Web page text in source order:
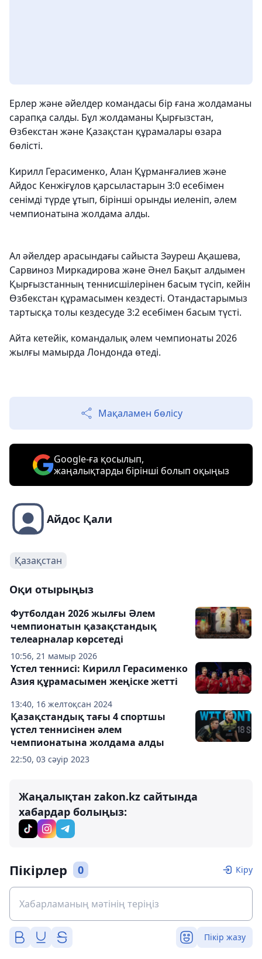
Ерлер және әйелдер командасы бір ғана жолдаманы
сарапқа салды. Бұл жолдаманы Қырғызстан,
Өзбекстан және Қазақстан құрамалары өзара
бөлісті.
Кирилл Герасименко, Алан Құрманғалиев және
Айдос Кенжіғұлов қарсыластарын 3:0 есебімен
сенімді түрде ұтып, бірінші орынды иеленіп, әлем
чемпионатына жолдама алды.
Ал әйелдер арасындағы сайыста Зәуреш Ақашева,
Сарвиноз Миркадирова және Әнел Бақыт алдымен
Қырғызстанның теннисшілерінен басым түсіп, кейін
Өзбекстан құрамасымен кездесті. Отандастарымыз
тартысқа толы кездесуде 3:2 есебімен басым түсті.
Айта кетейік, командалық әлем чемпионаты 2026
жылғы мамырда Лондонда өтеді.
Мақаламен бөлісу
Google-ға қосылып,
жаңалықтарды бірінші болып оқыңыз
Айдос Қали
Қазақстан
Оқи отырыңыз
10:56, 21 мамыр 2026
Футболдан 2026 жылғы Әлем
чемпионатын қазақстандық
телеарналар көрсетеді
13:40, 16 желтоқсан 2024
Үстел теннисі: Кирилл Герасименко
Азия құрамасымен жеңіске жетті
22:50, 03 сәуір 2023
Қазақстандық тағы 4 спортшы
үстел теннисінен әлем
чемпионатына жолдама алды
Жаңалықтан zakon.kz сайтында
хабардар болыңыз:
Пікірлер 0 Кіру
Пікір жазу